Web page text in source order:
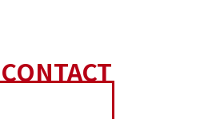
CONTACT